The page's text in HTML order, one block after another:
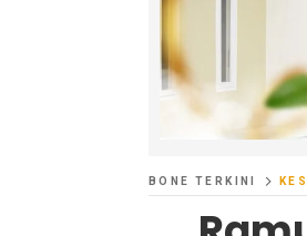
BONE TERKINI